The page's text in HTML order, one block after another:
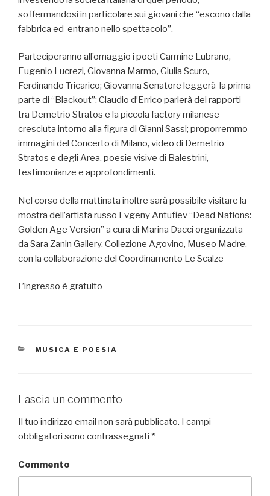
soffermandosi in particolare sui giovani che “escono dalla
fabbrica ed entrano nello spettacolo”.
Parteciperanno all’omaggio i poeti Carmine Lubrano,
Eugenio Lucrezi, Giovanna Marmo, Giulia Scuro,
Ferdinando Tricarico; Giovanna Senatore leggerà la prima
parte di “Blackout”; Claudio d’Errico parlerà dei rapporti
tra Demetrio Stratos e la piccola factory milanese
cresciuta intorno alla figura di Gianni Sassi; proporremmo
immagini del Concerto di Milano, video di Demetrio
Stratos e degli Area, poesie visive di Balestrini,
testimonianze e approfondimenti.
Nel corso della mattinata inoltre sarà possibile visitare la
mostra dell’artista russo Evgeny Antufiev “Dead Nations:
Golden Age Version” a cura di Marina Dacci organizzata
da Sara Zanin Gallery, Collezione Agovino, Museo Madre,
con la collaborazione del Coordinamento Le Scalze
L’ingresso è gratuito
CATEGORIE
MUSICA E POESIA
Lascia un commento
Il tuo indirizzo email non sarà pubblicato. I campi
obbligatori sono contrassegnati *
Commento